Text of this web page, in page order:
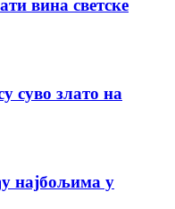
вина светске
суво злато на
најбољима у